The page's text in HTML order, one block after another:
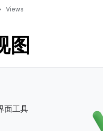
Views
图
面工具